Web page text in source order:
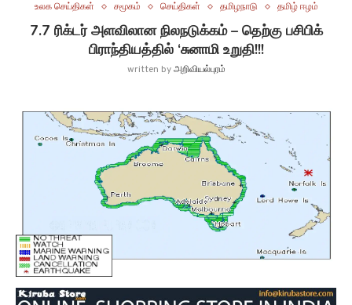
உலக செய்திகள்
சமூகம் செய்திகள் தமிழநாடு தமிழ் ஈழம்
7.7 ரிக்டர் அளவிலான நிலநடுக்கம் – தெற்கு பசிபிக்
பிராந்தியத்தில் ‘சுனாமி உறுதி!!!
written byஅறிவியல்புரம்